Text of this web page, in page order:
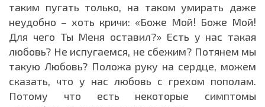
таким пугать только, на таком умирать даже
неудобно – хоть кричи: «Боже Мой! Боже Мой!
Для чего Ты Меня оставил?» Есть у нас такая
любовь? Не испугаемся, не сбежим? Потянем мы
такую Любовь? Положа руку на сердце, можем
сказать, что у нас любовь с грехом пополам.
Потому что есть некоторые симптомы